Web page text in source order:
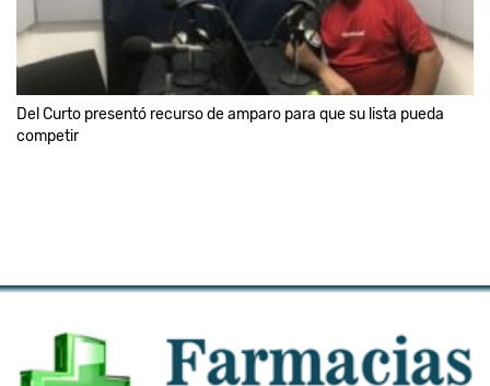
Del Curto presentó recurso de amparo para que su lista pueda
competir